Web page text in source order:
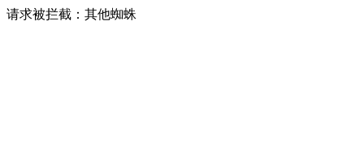
请求被拦截：其他蜘蛛